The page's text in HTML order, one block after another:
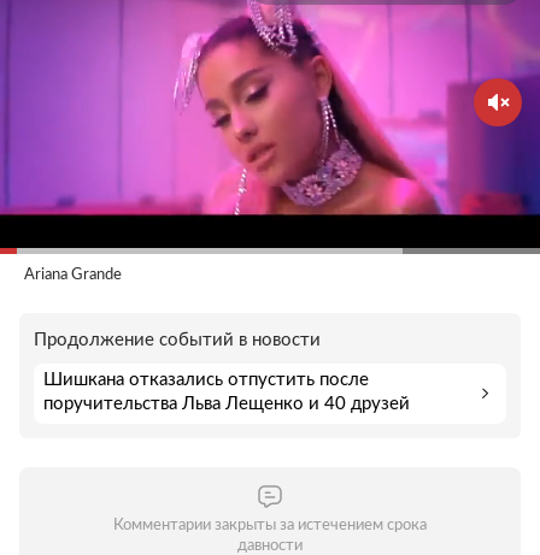
Ariana Grande
Продолжение событий в новости
Шишкана отказались отпустить после
поручительства Льва Лещенко и 40 друзей
Комментарии закрыты за истечением срока
давности